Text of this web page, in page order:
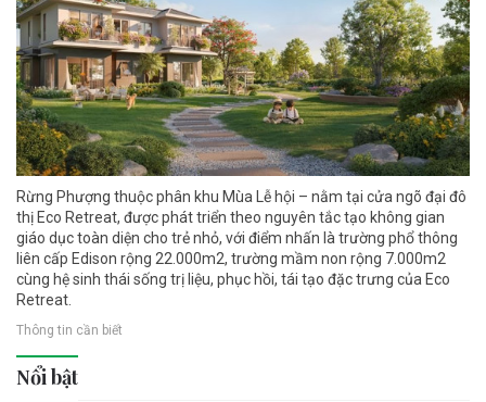
Rừng Phượng thuộc phân khu Mùa Lễ hội – nằm tại cửa ngõ đại đô
thị Eco Retreat, được phát triển theo nguyên tắc tạo không gian
giáo dục toàn diện cho trẻ nhỏ, với điểm nhấn là trường phổ thông
liên cấp Edison rộng 22.000m2, trường mầm non rộng 7.000m2
cùng hệ sinh thái sống trị liệu, phục hồi, tái tạo đặc trưng của Eco
Retreat.
Thông tin cần biết
Nổi bật